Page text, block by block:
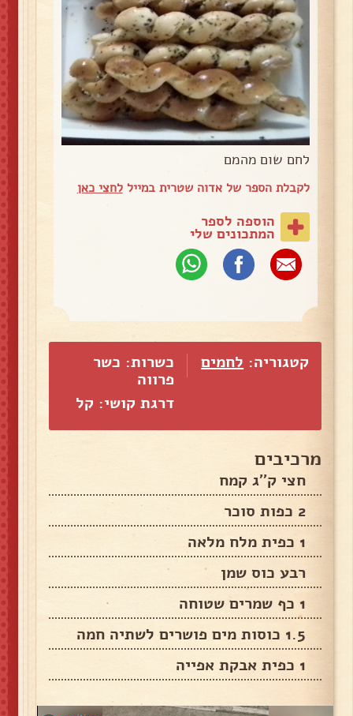
לחם שום מהמם
לקבלת הספר של אדוה שטרית במייללחצי כאן
הוספה לספר
המתכונים שלי
קטגוריה: לחמים
כשרות: כשר
פרווה
דרגת קושי: קל
מרכיבים
חצי ק''ג קמח
2 כפות סוכר
1 כפית מלח מלאה
רבע כוס שמן
1 כף שמרים שטוחה
1.5 כוסות מים פושרים לשתיה חמה
1 כפית אבקת אפייה